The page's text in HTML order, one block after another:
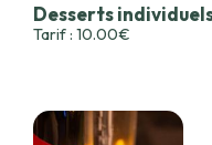
Desserts
Tarif : 10.00€